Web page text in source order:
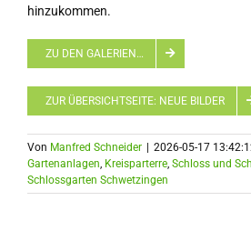
hinzukommen.
ZU DEN GALERIEN…
ZUR ÜBERSICHTSEITE: NEUE BILDER
Von Manfred Schneider 2026-05-17
Gartenanlagen, Kreisparterre, Schloss und
Schlossgarten Schwetzingen